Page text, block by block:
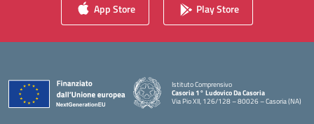
App Store Play Store
Istituto Comprensivo
Casoria 1° Ludovico Da Casoria
Via Pio XII, 126/128 – 80026 – Casoria (NA)